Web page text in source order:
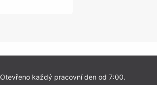
Otevřeno každý pracovní den od 7:00.